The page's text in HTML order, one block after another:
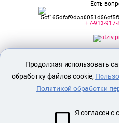
Есть
+7-913-917-
Секс шоп Доктор
исключительно для
Евразийского
ОПЛАТА И
Продолжая использовать
обработку файлов cookie,
Политикой обработки
Я согласен с